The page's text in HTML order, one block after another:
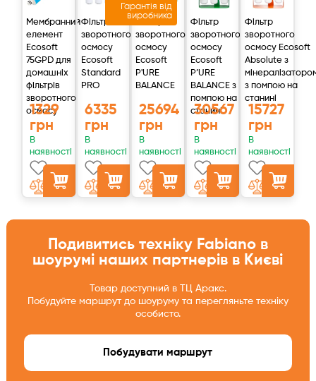
Мембранний
елемент
Ecosoft
75GPD для
домашніх
фільтрів
зворотного
осмосу
1329
грн
В
наявності
Фільтр
зворотного
осмосу
Ecosoft
Standard
PRO
6335
грн
В
наявності
Гарантія від
виробника
Фільтр
зворотного
осмосу
Ecosoft
P'URE
BALANCE
25694
грн
В
наявності
Фільтр
зворотного
осмосу
Ecosoft
P’URE
BALANCE з
помпою на
станині
30567
грн
В
наявності
Фільтр
зворотного
осмосу Ecosoft
Absolute з
з помпою на
станині
15727
грн
В
наявності
Подивитись техніку Fabiano в
шоурумі наших партнерів в Києві
Товар доступний в ТЦ Аракс.
Побудуйте маршрут до шоуруму та перегляньте техніку
особисто.
Побудувати маршрут